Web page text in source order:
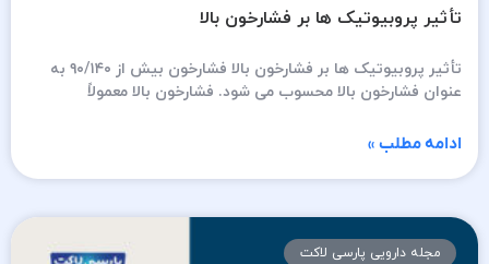
تأثیر پروبیوتیک ­ها بر فشارخون بالا
تأثیر پروبیوتیک ها بر فشارخون بالا فشارخون بیش از ۹۰/۱۴۰ به
عنوان فشارخون بالا محسوب می شود. فشارخون بالا معمولاً
ادامه مطلب »
مجله دارویی پارسی لاکت